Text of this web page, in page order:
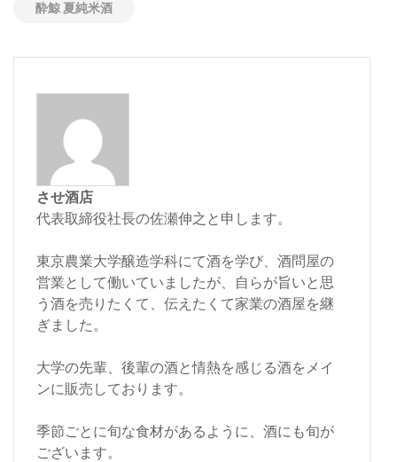
酔鯨 夏純米酒
させ酒店
代表取締役社長の佐瀬伸之と申します。
東京農業大学醸造学科にて酒を学び、酒問屋の
営業として働いていましたが、自らが旨いと思
う酒を売りたくて、伝えたくて家業の酒屋を継
ぎました。
大学の先輩、後輩の酒と情熱を感じる酒をメイ
ンに販売しております。
季節ごとに旬な食材があるように、酒にも旬が
ございます。